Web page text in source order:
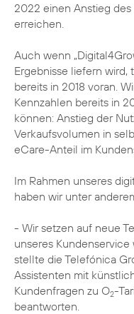
2022 einen Anstieg des
erreichen.
Auch wenn
Ergebnisse liefern wird,
bereits in 2018 voran.
Kennzahlen bereits in
können: Anstieg der
Verkaufsvolumen in
eCare-Anteil im
Im Rahmen unseres
haben wir unter
- Wir setzen auf neue
unseres
stellte die Telefónica
Assistenten mit
Kundenfragen zu O2-
beantworten.